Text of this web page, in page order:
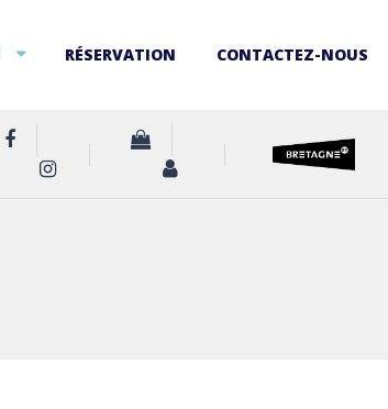
RÉSERVATION CONTACTEZ-NOUS